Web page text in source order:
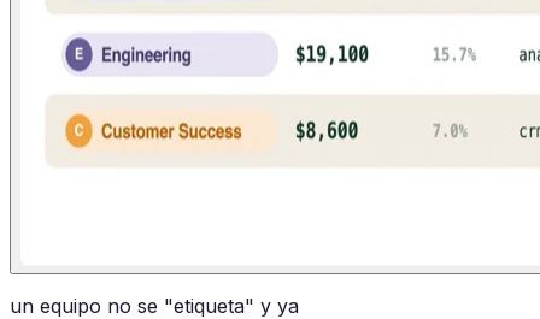
un equipo no se "etiqueta" y ya